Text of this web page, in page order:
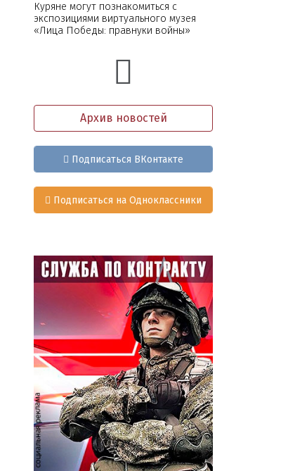
Куряне могут познакомиться с
экспозициями виртуального музея
«Лица Победы: правнуки войны»
Архив новостей
Подписаться ВКонтакте
Подписаться на Одноклассники